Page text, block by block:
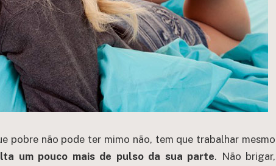
pobre não pode ter mimo não, tem que trabalhar mesmo
um pouco mais de pulso da sua parte. Não brigar,